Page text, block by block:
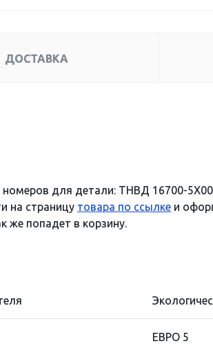
ДОСТАВКА
для детали: ТНВД 16700-
на страницу товара по ссылке и
же попадет в корзину.
ЕВРО 5